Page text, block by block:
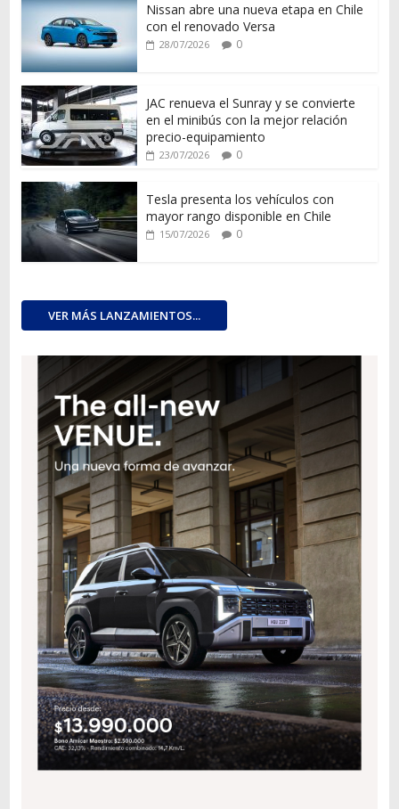
Nissan abre una nueva etapa en Chile
con el renovado Versa
28/07/2026 0
JAC renueva el Sunray y se convierte
en el minibús con la mejor relación
precio-equipamiento
23/07/2026 0
Tesla presenta los vehículos con
mayor rango disponible en Chile
15/07/2026 0
VER MÁS LANZAMIENTOS...